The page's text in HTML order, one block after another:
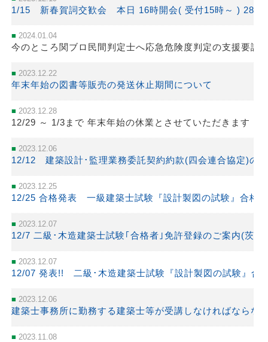
1/15 新春賀詞交歓会 本日 16時開会( 受付15時～ ) 280
2024.01.04
今のところ関ブロ民間判定士へ応急危険度判定の支援要請
2023.12.22
年末年始の図書等販売の発送休止期間について
2023.12.28
12/29 ～ 1/3まで 年末年始の休業とさせていただきます
2023.12.06
12/12 建築設計･監理業務委託契約約款(四会連合協定)の
2023.12.25
12/25 合格発表 一級建築士試験『設計製図の試験』合格
2023.12.07
12/7 二級･木造建築士試験｢合格者｣免許登録のご案内(茨城
2023.12.07
12/07 発表!! 二級･木造建築士試験『設計製図の試験』合
2023.12.06
建築士事務所に勤務する建築士等が受講しなければならな
2023.11.08